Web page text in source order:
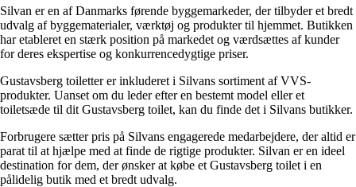
Silvan er en af Danmarks førende byggemarkeder, der tilbyder et bredt
udvalg af byggematerialer, værktøj og produkter til hjemmet. Butikken
har etableret en stærk position på markedet og værdsættes af kunder
for deres ekspertise og konkurrencedygtige priser.
Gustavsberg toiletter er inkluderet i Silvans sortiment af VVS-
produkter. Uanset om du leder efter en bestemt model eller et
toiletsæde til dit Gustavsberg toilet, kan du finde det i Silvans butikker.
Forbrugere sætter pris på Silvans engagerede medarbejdere, der altid er
parat til at hjælpe med at finde de rigtige produkter. Silvan er en ideel
destination for dem, der ønsker at købe et Gustavsberg toilet i en
pålidelig butik med et bredt udvalg.